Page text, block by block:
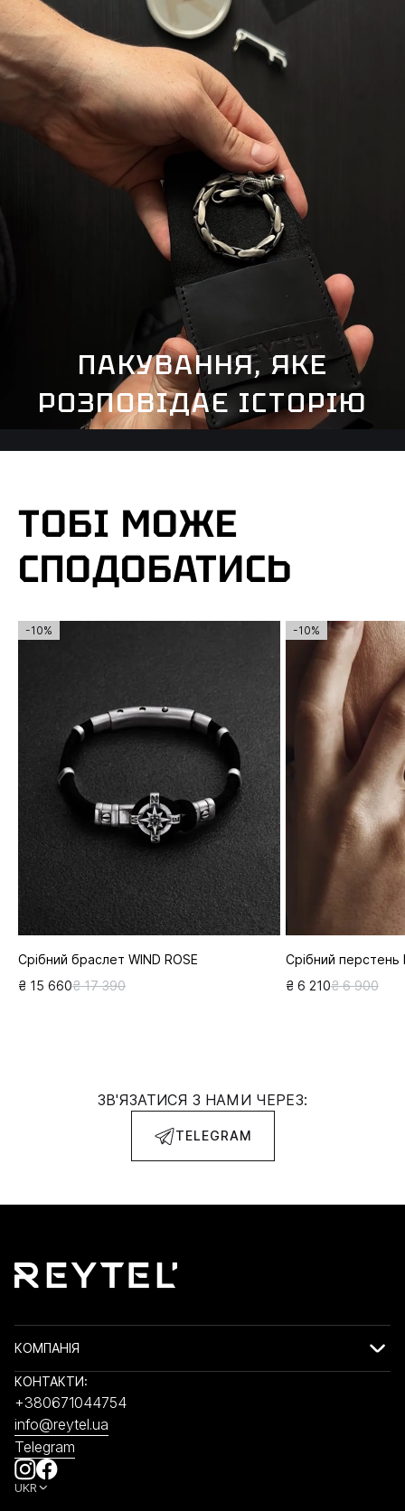
ПАКУВАННЯ, ЯКЕ
РОЗПОВІДАЄ ІСТОРІЮ
ТОБІ МОЖЕ
СПОДОБАТИСЬ
-10%
Срібний браслет WIND ROSE
₴ 15 660₴ 17 390
-10%
Срібний перстень
₴ 6 210₴ 6 900
ЗВ'ЯЗАТИСЯ З НАМИ ЧЕРЕЗ:
TELEGRAM
КОМПАНІЯ
КОНТАКТИ:
+380671044754
info@reytel.ua
Telegram
UKR